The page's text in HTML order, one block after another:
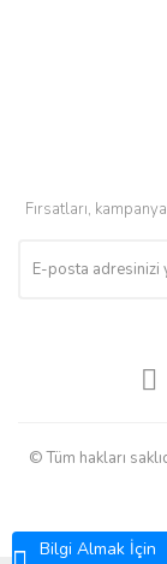
Bilgi Almak İçin
Fırsatları,
© Tüm hakları